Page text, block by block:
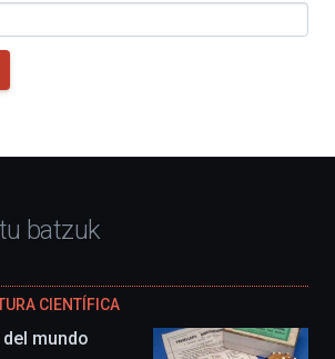
batzuk
CIENTÍFICA
mundo